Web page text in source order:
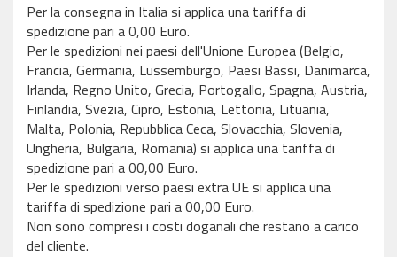
Per la consegna in Italia si applica una tariffa di
spedizione pari a 0,00 Euro.
Per le spedizioni nei paesi dell'Unione Europea (Belgio,
Francia, Germania, Lussemburgo, Paesi Bassi, Danimarca,
Irlanda, Regno Unito, Grecia, Portogallo, Spagna, Austria,
Finlandia, Svezia, Cipro, Estonia, Lettonia, Lituania,
Malta, Polonia, Repubblica Ceca, Slovacchia, Slovenia,
Ungheria, Bulgaria, Romania) si applica una tariffa di
spedizione pari a 00,00 Euro.
Per le spedizioni verso paesi extra UE si applica una
tariffa di spedizione pari a 00,00 Euro.
Non sono compresi i costi doganali che restano a carico
del cliente.